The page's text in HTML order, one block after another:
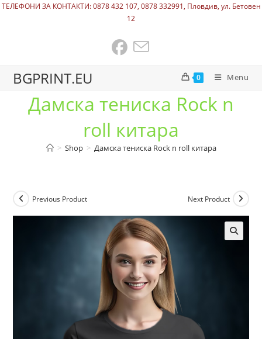
ТЕЛЕФОНИ ЗА КОНТАКТИ: 0878 432 107, 0878 332991, Пловдив, ул. Бетовен
12
BGPRINT.EU 0 Menu
Дамска тениска Rock n
roll китара
> Shop > Дамска тениска Rock n roll китара
Previous Product Next Product